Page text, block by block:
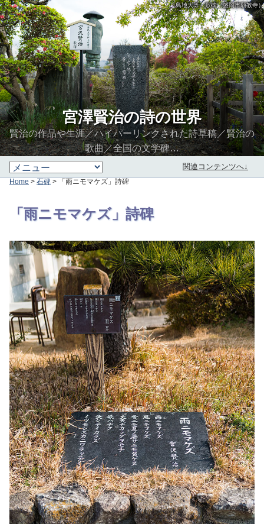
「島地大等」歌碑（盛岡市願教寺）
宮澤賢治の詩の世界
賢治の作品や生涯／ハイパーリンクされた詩草稿／賢治の
歌曲／全国の文学碑…
関連コンテンツへ↓
Home > 石碑 > 「雨ニモマケズ」詩碑
「雨ニモマケズ」詩碑